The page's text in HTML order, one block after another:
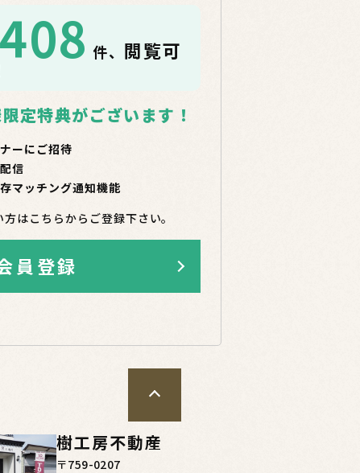
件、 閲覧可
定特典がございます！
ーにご招待
信
マッチング通知機能
はこちらからご登録下さい。
員登録
樹工房不動産
〒759-0207